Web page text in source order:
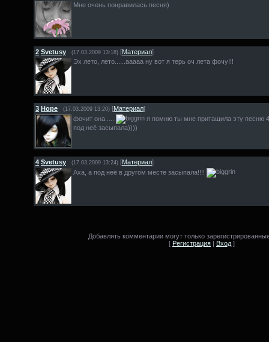
Мне очень понравилась песня)
2 Svetusy (17.03.2009 13:18) [Материал]
Эх лето, лето......ааааа ну вот я терь оч лета фочу!!!
3 Hope (17.03.2009 13:20) [Материал]
фочит она.....
я помню ты мне притащила эту песню
под неё засыпала))))
4 Svetusy (17.03.2009 13:24) [Материал]
Аха, а под неё в другом месте засыпала!!!!
Добавлять комментарии могут только
[ Регистрация | Вход ]